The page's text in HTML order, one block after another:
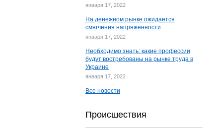
января 17, 2022
На денежном рынке ожидается
смягчения напряженности
января 17, 2022
Необходимо знать: какие профессии
будут востребованы на рынке труда в
Украине
января 17, 2022
Все новости
Происшествия